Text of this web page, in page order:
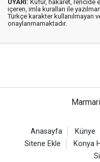
UYARI: Küfür, hakaret, rencide
içeren, imla kuralları ile
Türkçe karakter kullanılmayan
onaylanmamaktadır.
Anasayfa Künye
Sitene Ekle
Konya